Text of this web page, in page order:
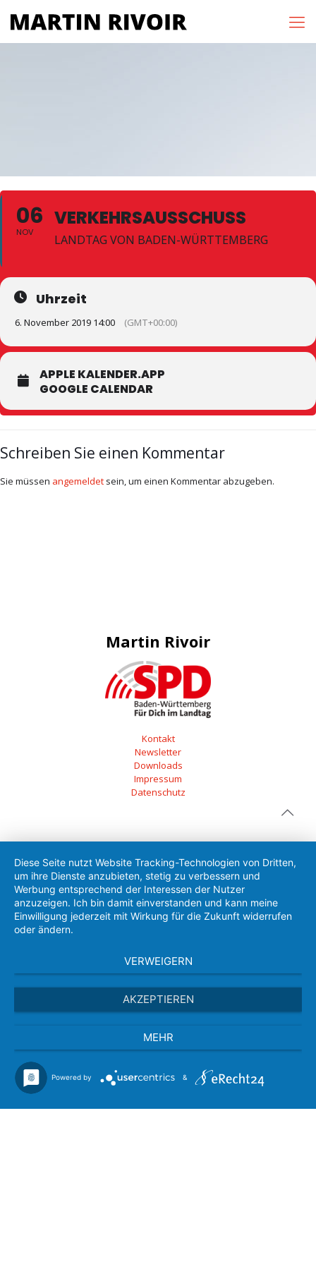
06
NOV
VERKEHRSAUSSCHUSS
LANDTAG VON BADEN-WÜRTTEMBERG
Uhrzeit
6. November 2019 14:00 (GMT+00:00)
APPLE KALENDER.APP
GOOGLE CALENDAR
Schreiben Sie einen Kommentar
Sie müssen angemeldet sein, um einen Kommentar abzugeben.
Martin Rivoir
Kontakt
Newsletter
Downloads
Impressum
Datenschutz
Diese Seite nutzt Website Tracking-Technologien von Dritten,
um ihre Dienste anzubieten, stetig zu verbessern und
Werbung entsprechend der Interessen der Nutzer
anzuzeigen. Ich bin damit einverstanden und kann meine
Einwilligung jederzeit mit Wirkung für die Zukunft widerrufen
oder ändern.
VERWEIGERN
AKZEPTIEREN
MEHR
Powered by &